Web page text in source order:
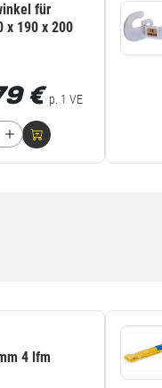
für
x 190 x 200
€ p. 1 VE
4 lfm